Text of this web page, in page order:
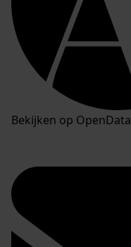
Bekijken op OpenData